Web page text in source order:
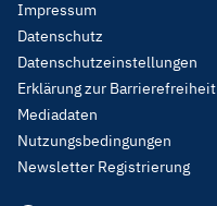
Footer
Menu
Legal
Impressum
Datenschutz
Datenschutzeinstellungen
Erklärung zur Barrierefreiheit
Mediadaten
Nutzungsbedingungen
Newsletter Registrierung